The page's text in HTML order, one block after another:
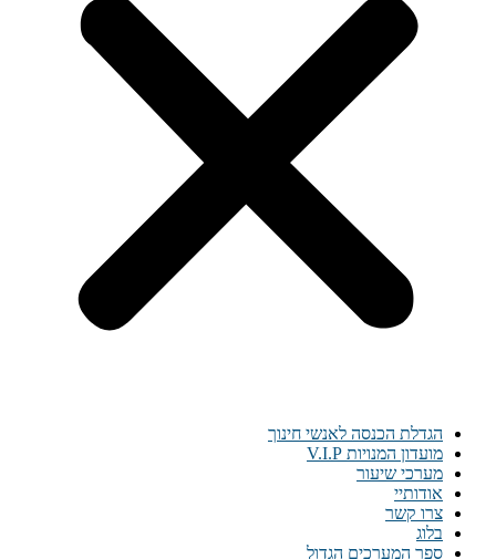
הגדלת הכנסה לאנשי חינוך
מועדון המנויות V.I.P
מערכי שיעור
אודותיי
צרו קשר
בלוג
ספר המערכים הגדול